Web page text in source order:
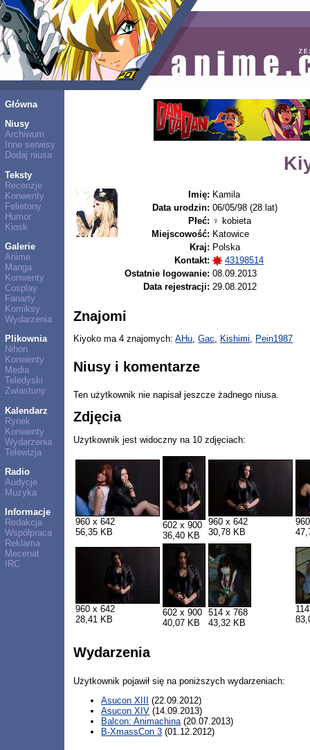
Główna
Niusy
Archiwum
Inne serwisy
Dodaj niusa
Teksty
Recenzje
Konwenty
Felietony
Humor
Kiosk
Galerie
Anime
Manga
Konwenty
Cosplay
Fanarty
Komiksy
Wydarzenia
Plikownia
Nihon
Konwenty
Media
Teledyski
Zwiastuny
Kalendarz
Rynek
Konwenty
Wydarzenia
Telewizja
Radio
Audycje
Muzyka
Informacje
Redakcja
Współpraca
Reklama
Mecenat
IRC
Imię: Kamila
Data urodzin: 06/05/98 (28 lat)
Płeć: ♀ kobieta
Miejscowość: Katowice
Kraj: Polska
Kontakt:
43198514
Ostatnie logowanie: 08.09.2013
Data rejestracji: 29.08.2012
Znajomi
Kiyoko ma 4 znajomych:AHu,Gac, Kishimi, Pein1987
Niusy i komentarze
Ten użytkownik nie napisał jeszcze żadnego niusa.
Zdjęcia
Użytkownik jest widoczny na 10 zdjęciach:
960 x 642
56,35 KB
602 x 900
36,40 KB
960 x 642
30,78 KB
960 x 642
28,41 KB
602 x 900
40,07 KB
514 x 768
43,32 KB
Wydarzenia
Użytkownik pojawił się na poniższych wydarzeniach:
Asucon XIII
(22.09.2012)
Asucon XIV (14.09.2013)
Balcon: Animachina(20.07.2013)
B-XmassCon 3 (01.12.2012)